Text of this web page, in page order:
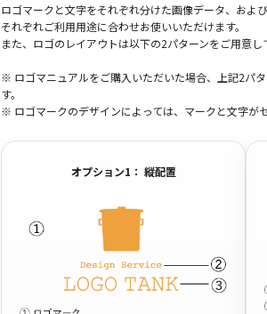
ロゴマークと文字をそれぞれ分けた画像データ、およ
それぞれご利用用途に合わせお使いいただけます。
また、ロゴのレイアウトは以下の2パターンをご用意し
※ ロゴマニュアルをご購入いただいた場合、上記2パ
す。
※ ロゴマークのデザインによっては、マークと文字が
オプション1： 縦配置